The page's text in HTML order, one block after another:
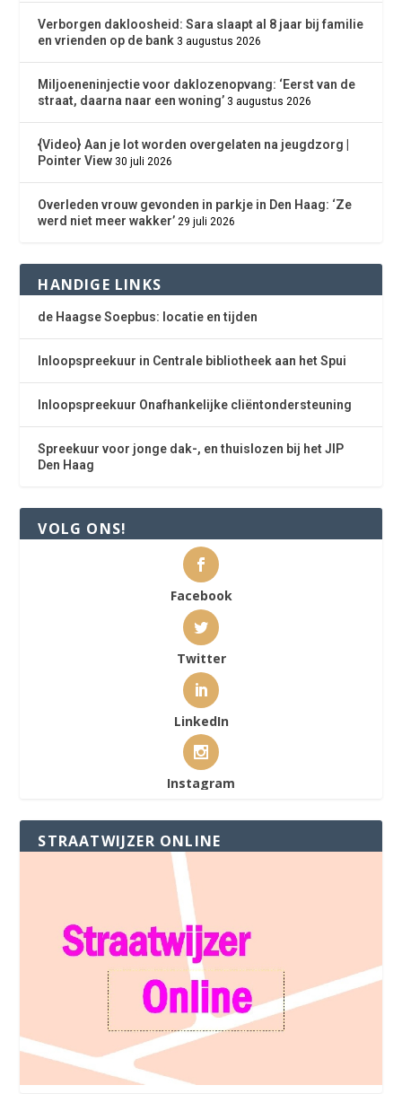
Verborgen dakloosheid: Sara slaapt al 8 jaar bij familie
en vrienden op de bank 3 augustus 2026
Miljoeneninjectie voor daklozenopvang: ‘Eerst van de
straat, daarna naar een woning’ 3 augustus 2026
{Video} Aan je lot worden overgelaten na jeugdzorg |
Pointer View 30 juli 2026
Overleden vrouw gevonden in parkje in Den Haag: ‘Ze
werd niet meer wakker’ 29 juli 2026
HANDIGE LINKS
de Haagse Soepbus: locatie en tijden
Inloopspreekuur in Centrale bibliotheek aan het Spui
Inloopspreekuur Onafhankelijke cliëntondersteuning
Spreekuur voor jonge dak-, en thuislozen bij het JIP
Den Haag
VOLG ONS!
Facebook
Twitter
LinkedIn
Instagram
STRAATWIJZER ONLINE